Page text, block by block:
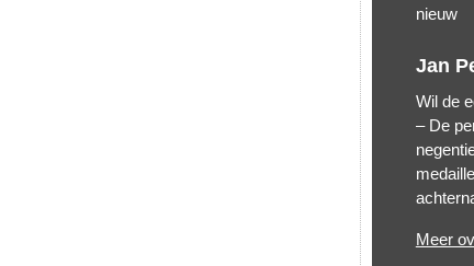
nieuw
Jan
Wil de
– De
Meer